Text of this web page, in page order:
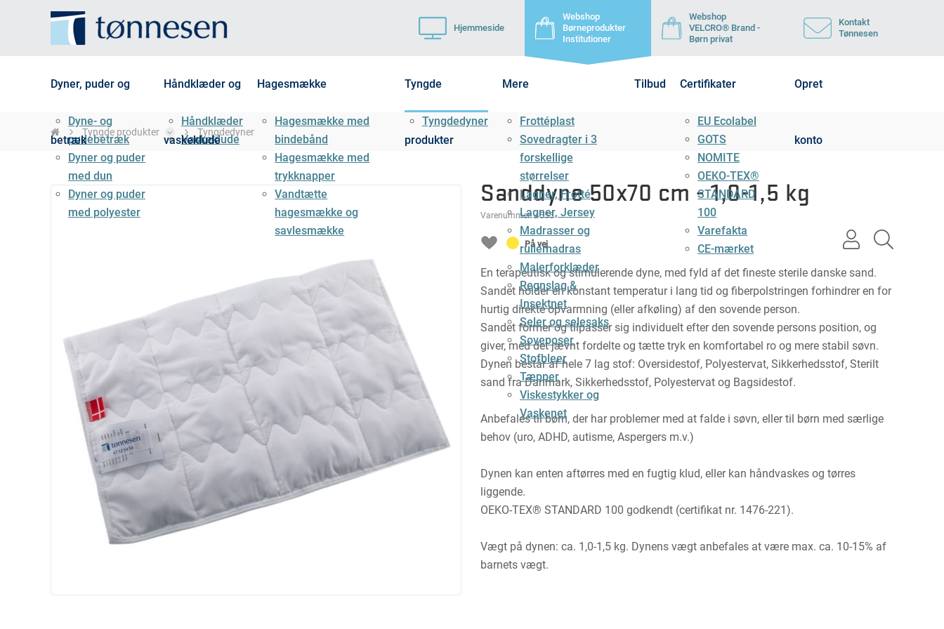
Hjemmeside
Webshop
Børneprodukter
Institutioner
Webshop
VELCRO® Brand -
Børn privat
Kontakt
Tønnesen
Dyner, puder og
betræk
Dyne- og
pudebetræk
Dyner og puder
med dun
Dyner og puder
med polyester
Håndklæder og
vaskeklude
Håndklæder
Vaskeklude
Hagesmække
Hagesmække med
bindebånd
Hagesmække med
trykknapper
Vandtætte
hagesmække og
savlesmække
Tyngde
produkter
Tyngdedyner
Mere
Frottéplast
Sovedragter i 3
forskellige
størrelser
Lagner, Frotté
Lagner, Jersey
Madrasser og
rullemadras
Malerforklæder
Regnslag &
Insektnet
Seler og selesaks
Soveposer
Stofbleer
Tæpper
Viskestykker og
Vaskenet
Tilbud Certifikater
EU Ecolabel
GOTS
NOMITE
OEKO-TEX®
STANDARD
100
Varefakta
CE-mærket
Opret
konto
user
Tyngde produkter Tyngdedyner
Sanddyne 50x70 cm - 1,0-1,5 kg
Varenummer:4555
På vej
En terapeutisk og stimulerende dyne, med fyld af det fineste sterile danske sand.
Sandet holder en konstant temperatur i lang tid og fiberpolstringen forhindrer en for
hurtig direkte opvarmning (eller afkøling) af den sovende person.
Sandet former og tilpasser sig individuelt efter den sovende persons position, og
giver, med det jævnt fordelte og tætte tryk en komfortabel ro og mere stabil søvn.
Dynen består af hele 7 lag stof: Oversidestof, Polyestervat, Sikkerhedsstof, Sterilt
sand fra Danmark, Sikkerhedsstof, Polyestervat og Bagsidestof.
Anbefales til børn, der har problemer med at falde i søvn, eller til børn med særlige
behov (uro, ADHD, autisme, Aspergers m.v.)
Dynen kan enten aftørres med en fugtig klud, eller kan håndvaskes og tørres
liggende.
OEKO-TEX® STANDARD 100 godkendt (certifikat nr. 1476-221).
Vægt på dynen: ca. 1,0-1,5 kg. Dynens vægt anbefales at være max. ca. 10-15% af
barnets vægt.